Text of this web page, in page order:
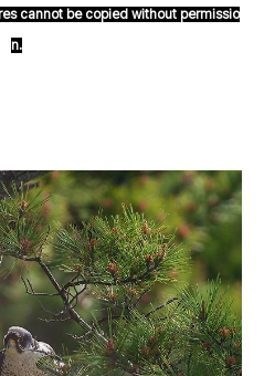
cannot be copied without permissio
n.